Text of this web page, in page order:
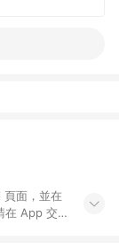
面，並在
在 App 交